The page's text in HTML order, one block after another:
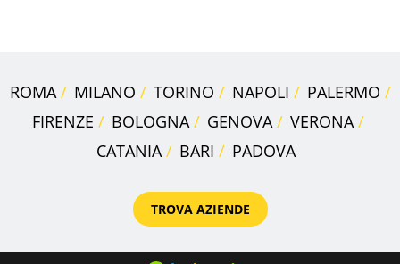
ROMA MILANO TORINO NAPOLI
PALERMO
FIRENZE
BOLOGNA GENOVA
VERONA
CATANIA
BARI PADOVA
TROVA AZIENDE